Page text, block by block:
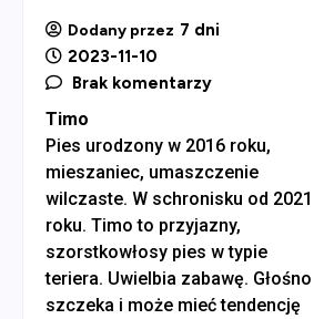
Dodany przez 7 dni
2023-11-10
Brak komentarzy
Timo
Pies urodzony w 2016 roku,
mieszaniec, umaszczenie
wilczaste. W schronisku od 2021
roku. Timo to przyjazny,
szorstkowłosy pies w typie
teriera. Uwielbia zabawę. Głośno
szczeka i może mieć tendencję